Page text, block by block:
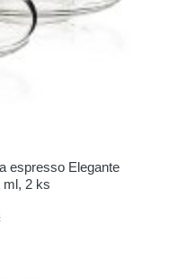
espresso Elegante
ml, 2 ks